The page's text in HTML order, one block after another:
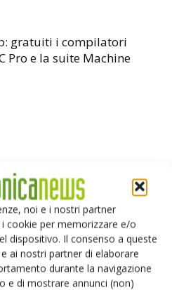
noi e i nostri partner
cookie per memorizzare e/o
dispositivo. Il consenso a queste
ai nostri partner di elaborare
durante la navigazione
e di mostrare annunci (non)
gratuiti i compilatori
Pro e la suite Machine